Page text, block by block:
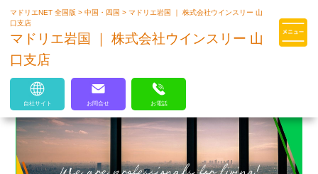
マドリエはLIXILの厳しい基準を
マドリエNET 全国版>中国・四国>マドリエ岩国 ｜ 株式会社ウインスリー 山
口支店
マドリエ岩国 ｜ 株式会社ウインスリー 山
口支店
自社サイト お問合せ お電話